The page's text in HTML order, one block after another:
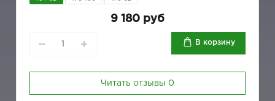
9 180 руб
В корзину
Читать отзывы 0